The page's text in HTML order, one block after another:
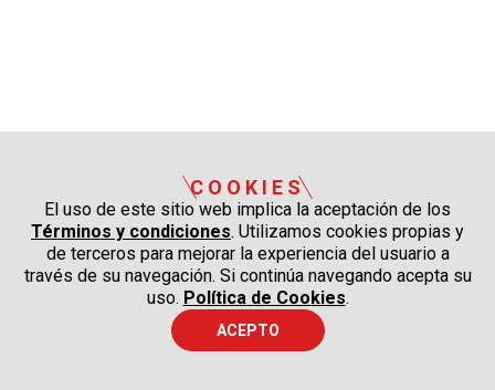
COOKIES
El uso de este sitio web implica la aceptación de los
Términos y condiciones. Utilizamos cookies propias y
de terceros para mejorar la experiencia del usuario a
través de su navegación. Si continúa navegando acepta su
uso. Política de Cookies.
ACEPTO